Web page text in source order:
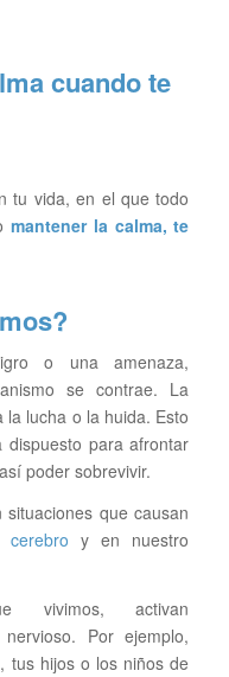
cuando te
tu vida, en el que todo
mantener la calma, te
o una amenaza,
se contrae. La
lucha o la huida. Esto
dispuesto para afrontar
poder sobrevivir.
que causan
cerebro y en nuestro
vivimos, activan
Por ejemplo,
tus hijos o los niños de